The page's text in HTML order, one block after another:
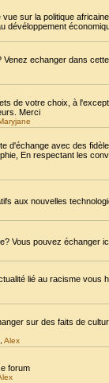
sur la politique
dévéloppement
echanger dans
de votre choix, à
Merci
d'échange avec des
En respectant les
aux nouvelles
Vous pouvez échanger
lié au racisme
sur des faits de
Alex
forum